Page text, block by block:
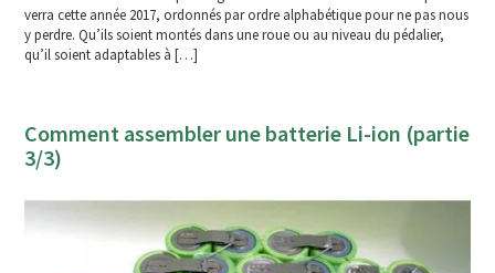
verra cette année 2017, ordonnés par ordre alphabétique pour ne pas nous
y perdre. Qu’ils soient montés dans une roue ou au niveau du pédalier,
qu’il soient adaptables à […]
Comment assembler une batterie Li-ion (partie
3/3)